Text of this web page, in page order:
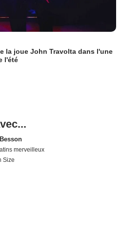
la joue John Travolta dans l'une
l'été
merveilleux
Size